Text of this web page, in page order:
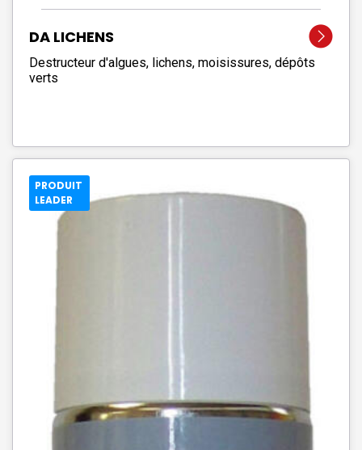
DA LICHENS
Destructeur d'algues, lichens, moisissures, dépôts
verts
PRODUIT
LEADER